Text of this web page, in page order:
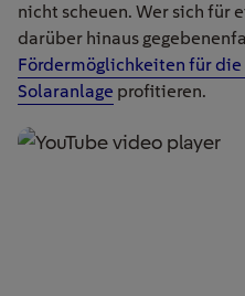
nicht scheuen. Wer sich für
darüber hinaus
Fördermöglichkeiten für
Solaranlage profitieren.